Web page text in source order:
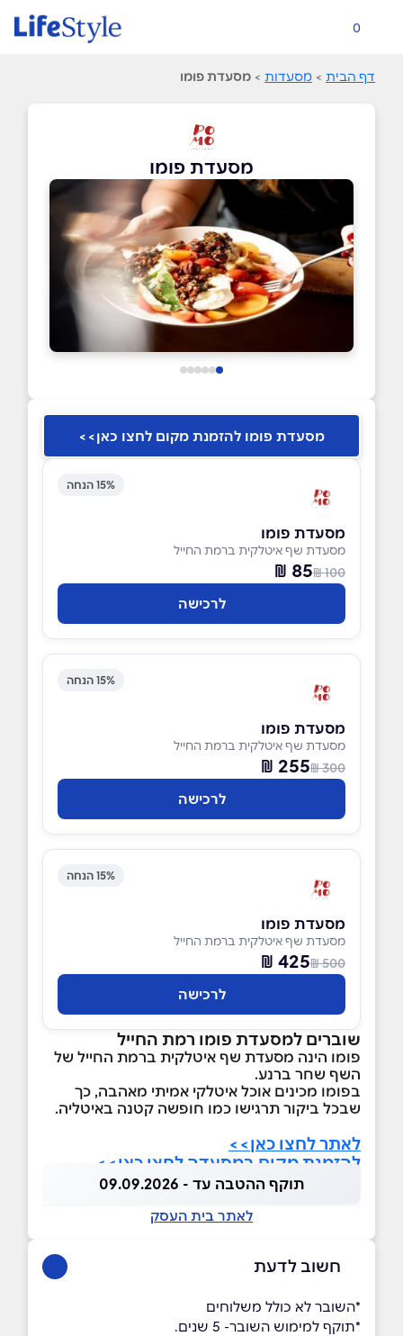
0
דף הבית > מסעדות > מסעדת פומו
מסעדת פומו
מסעדת פומו להזמנת מקום לחצו כאן>>
15% הנחה
מסעדת פומו
מסעדת שף איטלקית ברמת החייל
100 ₪
85 ₪
לרכישה
15% הנחה
מסעדת פומו
מסעדת שף איטלקית ברמת החייל
300 ₪
255 ₪
לרכישה
15% הנחה
מסעדת פומו
מסעדת שף איטלקית ברמת החייל
500 ₪
425 ₪
לרכישה
שוברים למסעדת פומו רמת החייל
פומו הינה מסעדת שף איטלקית ברמת החייל של
השף שחר ברנע.
בפומו מכינים אוכל איטלקי אמיתי מאהבה, כך
שבכל ביקור תרגישו כמו חופשה קטנה באיטליה.
לאתר לחצו כאן>>
להזמנת מקום במסעדה לחצו כאן>>
תוקף ההטבה עד - 09.09.2026
לאתר בית העסק
חשוב לדעת
*השובר לא כולל משלוחים
*תוקף למימוש השובר- 5 שנים.